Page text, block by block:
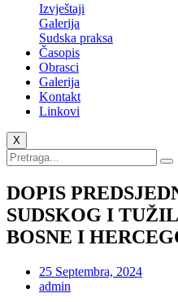
Izvještaji
Galerija
Sudska praksa
Časopis
Obrasci
Galerija
Kontakt
Linkovi
X
DOPIS
SUDSKOG I
BOSNE I
25 Septembra, 2024
admin